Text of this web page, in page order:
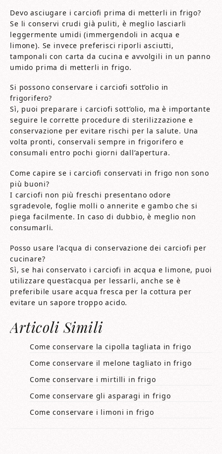
Devo asciugare i carciofi prima di metterli in frigo?
Se li conservi crudi già puliti, è meglio lasciarli
leggermente umidi (immergendoli in acqua e
limone). Se invece preferisci riporli asciutti,
tamponali con carta da cucina e avvolgili in un panno
umido prima di metterli in frigo.
Si possono conservare i carciofi sott’olio in
frigorifero?
Sì, puoi preparare i carciofi sott’olio, ma è importante
seguire le corrette procedure di sterilizzazione e
conservazione per evitare rischi per la salute. Una
volta pronti, conservali sempre in frigorifero e
consumali entro pochi giorni dall’apertura.
Come capire se i carciofi conservati in frigo non sono
più buoni?
I carciofi non più freschi presentano odore
sgradevole, foglie molli o annerite e gambo che si
piega facilmente. In caso di dubbio, è meglio non
consumarli.
Posso usare l’acqua di conservazione dei carciofi per
cucinare?
Sì, se hai conservato i carciofi in acqua e limone, puoi
utilizzare quest’acqua per lessarli, anche se è
preferibile usare acqua fresca per la cottura per
evitare un sapore troppo acido.
Articoli Simili
Come conservare la cipolla tagliata in frigo​​
Come conservare il melone tagliato in frigo​​
Come conservare i mirtilli in frigo​​
Come conservare gli asparagi in frigo​​
Come conservare i limoni in frigo​​